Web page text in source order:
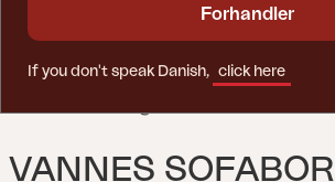
VANNES
Forhandler
If you don't speak Danish, click here